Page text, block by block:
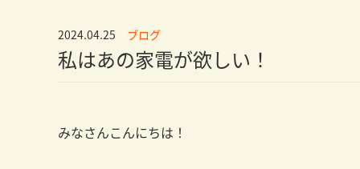
2024.04.25 ブログ
私はあの家電が欲しい！
みなさんこんにちは！